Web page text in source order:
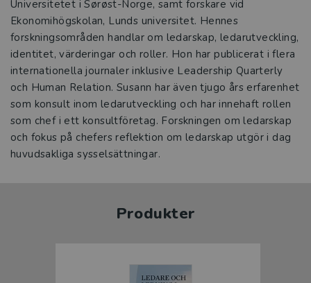
Universitetet i Sørøst-Norge, samt forskare vid
Ekonomihögskolan, Lunds universitet. Hennes
forskningsområden handlar om ledarskap, ledarutveckling,
identitet, värderingar och roller. Hon har publicerat i flera
internationella journaler inklusive Leadership Quarterly
och Human Relation. Susann har även tjugo års erfarenhet
som konsult inom ledarutveckling och har innehaft rollen
som chef i ett konsultföretag. Forskningen om ledarskap
och fokus på chefers reflektion om ledarskap utgör i dag
huvudsakliga sysselsättningar.
Produkter